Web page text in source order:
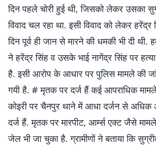
दिन पहले चोरी हुई थी, जिसको लेकर उसका
विवाद चल रहा था. इसी विवाद को लेकर हरेंद्र
दिन पूर्व ही जान से मारने की धमकी भी दी थी.
ने हरेंद्र सिंह व उसके भाई नागेंद्र सिंह पर
है. इसी आरोप के आधार पर पुलिस मामले की
गयी है. # मृतक पर दर्ज हैं कई आपराधिक
कोइरी पर चैनपुर थाने में आधा दर्जन से अधिक
दर्ज हैं. मृतक पर मारपीट, आर्म्स एक्ट जैसे
जेल भी जा चुका है. ग्रामीणों ने बताया कि